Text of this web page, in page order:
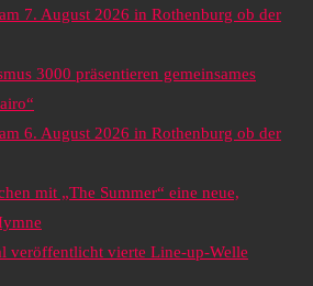
7. August 2026 in Rothenburg ob der
3000 präsentieren gemeinsames
6. August 2026 in Rothenburg ob der
mit „The Summer“ eine neue,
veröffentlicht vierte Line-up-Welle